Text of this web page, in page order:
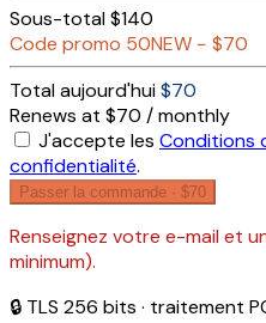
Sous-total$140
Code promo 50NEW − $70
Total aujourd'hui$70
Renews at $70 / monthly
J'accepte les Conditions
confidentialité.
Passer la commande · $70
Renseignez votre e-mail et
minimum).
🔒 TLS 256 bits · traitement